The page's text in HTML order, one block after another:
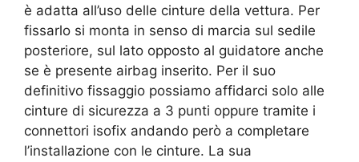
è adatta all’uso delle cinture della vettura. Per
fissarlo si monta in senso di marcia sul sedile
posteriore, sul lato opposto al guidatore anche
se è presente airbag inserito. Per il suo
definitivo fissaggio possiamo affidarci solo alle
cinture di sicurezza a 3 punti oppure tramite i
connettori isofix andando però a completare
l’installazione con le cinture. La sua